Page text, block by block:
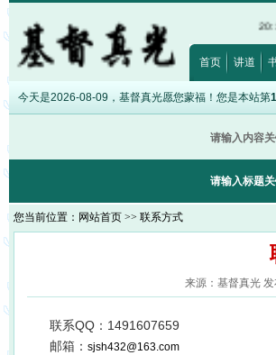
8:12·诗篇32:5 希伯来书12:28· 路
首页 讲道
今天是2026-08-09，基督真光愿您蒙福！您是本站第
请输入内容
请输入标题
您当前位置： 网站首页 >> 联系方式
来源：基督真光 发
联系QQ：1491607659
邮箱： sjsh432@163.com